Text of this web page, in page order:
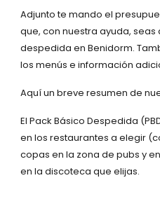
Adjunto te mando el
que, con nuestra ayuda,
despedida en Benidorm.
los menús e información
Aquí un breve resumen de
El Pack Básico Despedida
en los restaurantes a elegir
copas en la zona de pubs y
en la discoteca que elijas.